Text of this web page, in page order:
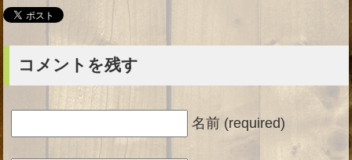
コメントを残す
名前 (required)